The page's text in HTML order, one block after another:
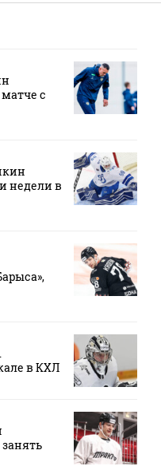
с
недели в
в КХЛ